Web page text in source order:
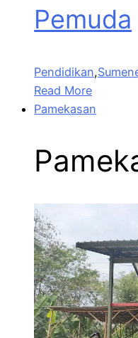
Pemuda
Pendidikan,
Read More
Pamekasan